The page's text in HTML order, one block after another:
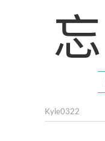
Kyle0322